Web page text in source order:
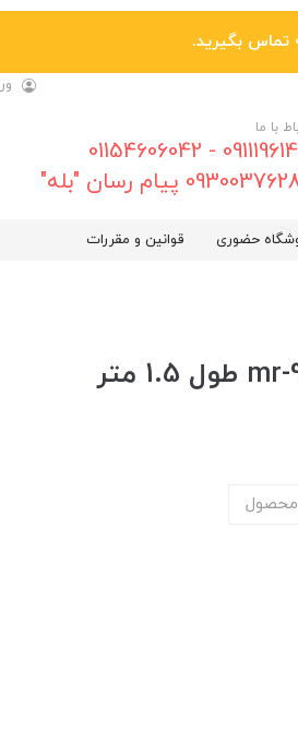
با ما
09111961461 - 01154606042
پیام رسان "بله"
حضوری قوانین و مقررات